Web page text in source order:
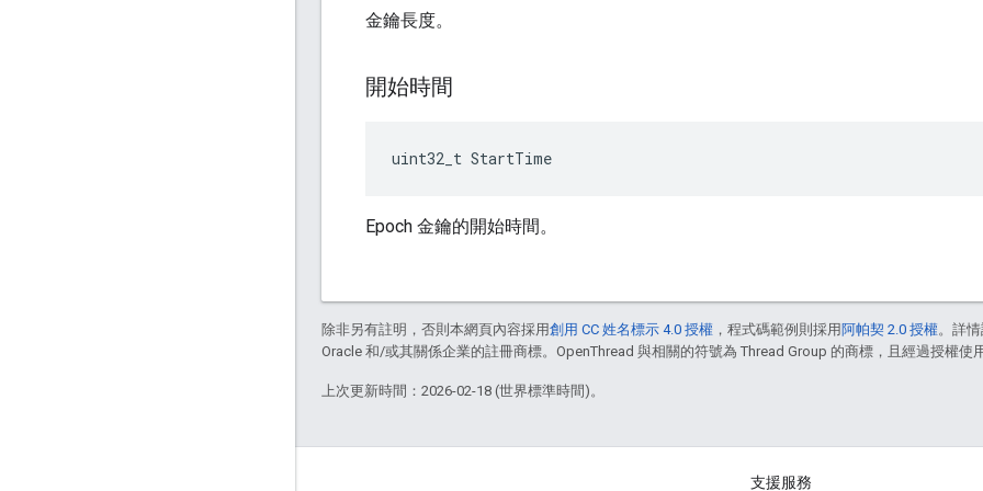
金鑰長度。
開始時間
uint32_t StartTime
Epoch 金鑰的開始時間。
除非另有註明，否則本網頁內容採用創用 CC 姓名標示 4.0 授權 ，程式碼範例則採用 阿帕契 2.0 授權。詳
Oracle 和/或其關係企業的註冊商標。OpenThread 與相關的符號為 Thread Group 的商標，且經過授權使
上次更新時間：2026-02-18 (世界標準時間)。
支援服務